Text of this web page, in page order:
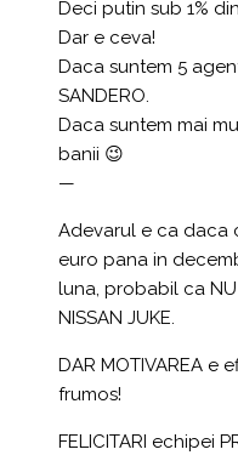
Deci putin sub 1%
Dar e ceva!
Daca suntem 5
SANDERO.
Daca suntem mai
banii 😉
—
Adevarul e ca daca
euro pana in
luna, probabil ca
NISSAN JUKE.
DAR MOTIVAREA e
frumos!
FELICITARI echipei